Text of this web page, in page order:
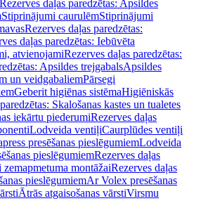
Rezerves daļas paredzētas: Apsildes
Stiprinājumi caurulēmStiprinājumi
Rezerves daļas paredzētas:
daļas paredzētas: Iebūvēta
atvienojamiRezerves daļas paredzētas:
Apsildes trejgabalsApsildes
un veidgabaliemPārsegi
Geberit higiēnas sistēmaHigiēniskās
Skalošanas kastes un tualetes
iekārtu piederumiRezerves daļas
Lodveida ventiļiCaurplūdes ventiļi
presēšanas pieslēgumiemLodveida
pieslēgumiemRezerves daļas
montāžaiRezerves daļas
pieslēgumiemAr Volex presēšanas
Ātrās atgaisošanas vārstiVirsmu